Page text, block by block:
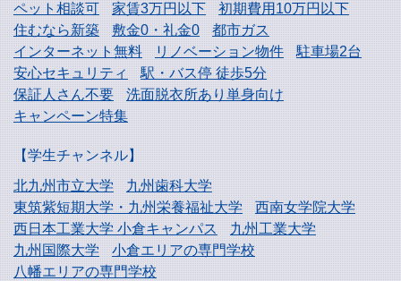
ペット相談可
家賃3万円以下
初期費用10万円以下
住むなら新築
敷金0・礼金0
都市ガス
インターネット無料
リノベーション物件
駐車場2台
安心セキュリティ
駅・バス停 徒歩5分
保証人さん不要
洗面脱衣所あり単身向け
キャンペーン特集
【学生チャンネル】
北九州市立大学
九州歯科大学
東筑紫短期大学・九州栄養福祉大学
西南女学院大学
西日本工業大学小倉キャンパス
九州工業大学
九州国際大学
小倉エリアの専門学校
八幡エリアの専門学校